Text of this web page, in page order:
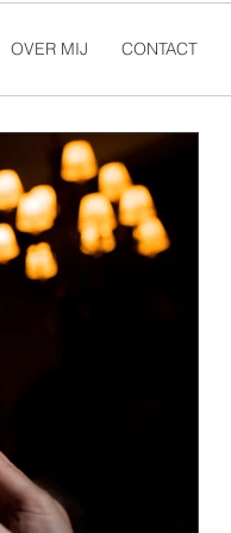
OVER MIJ CONTACT